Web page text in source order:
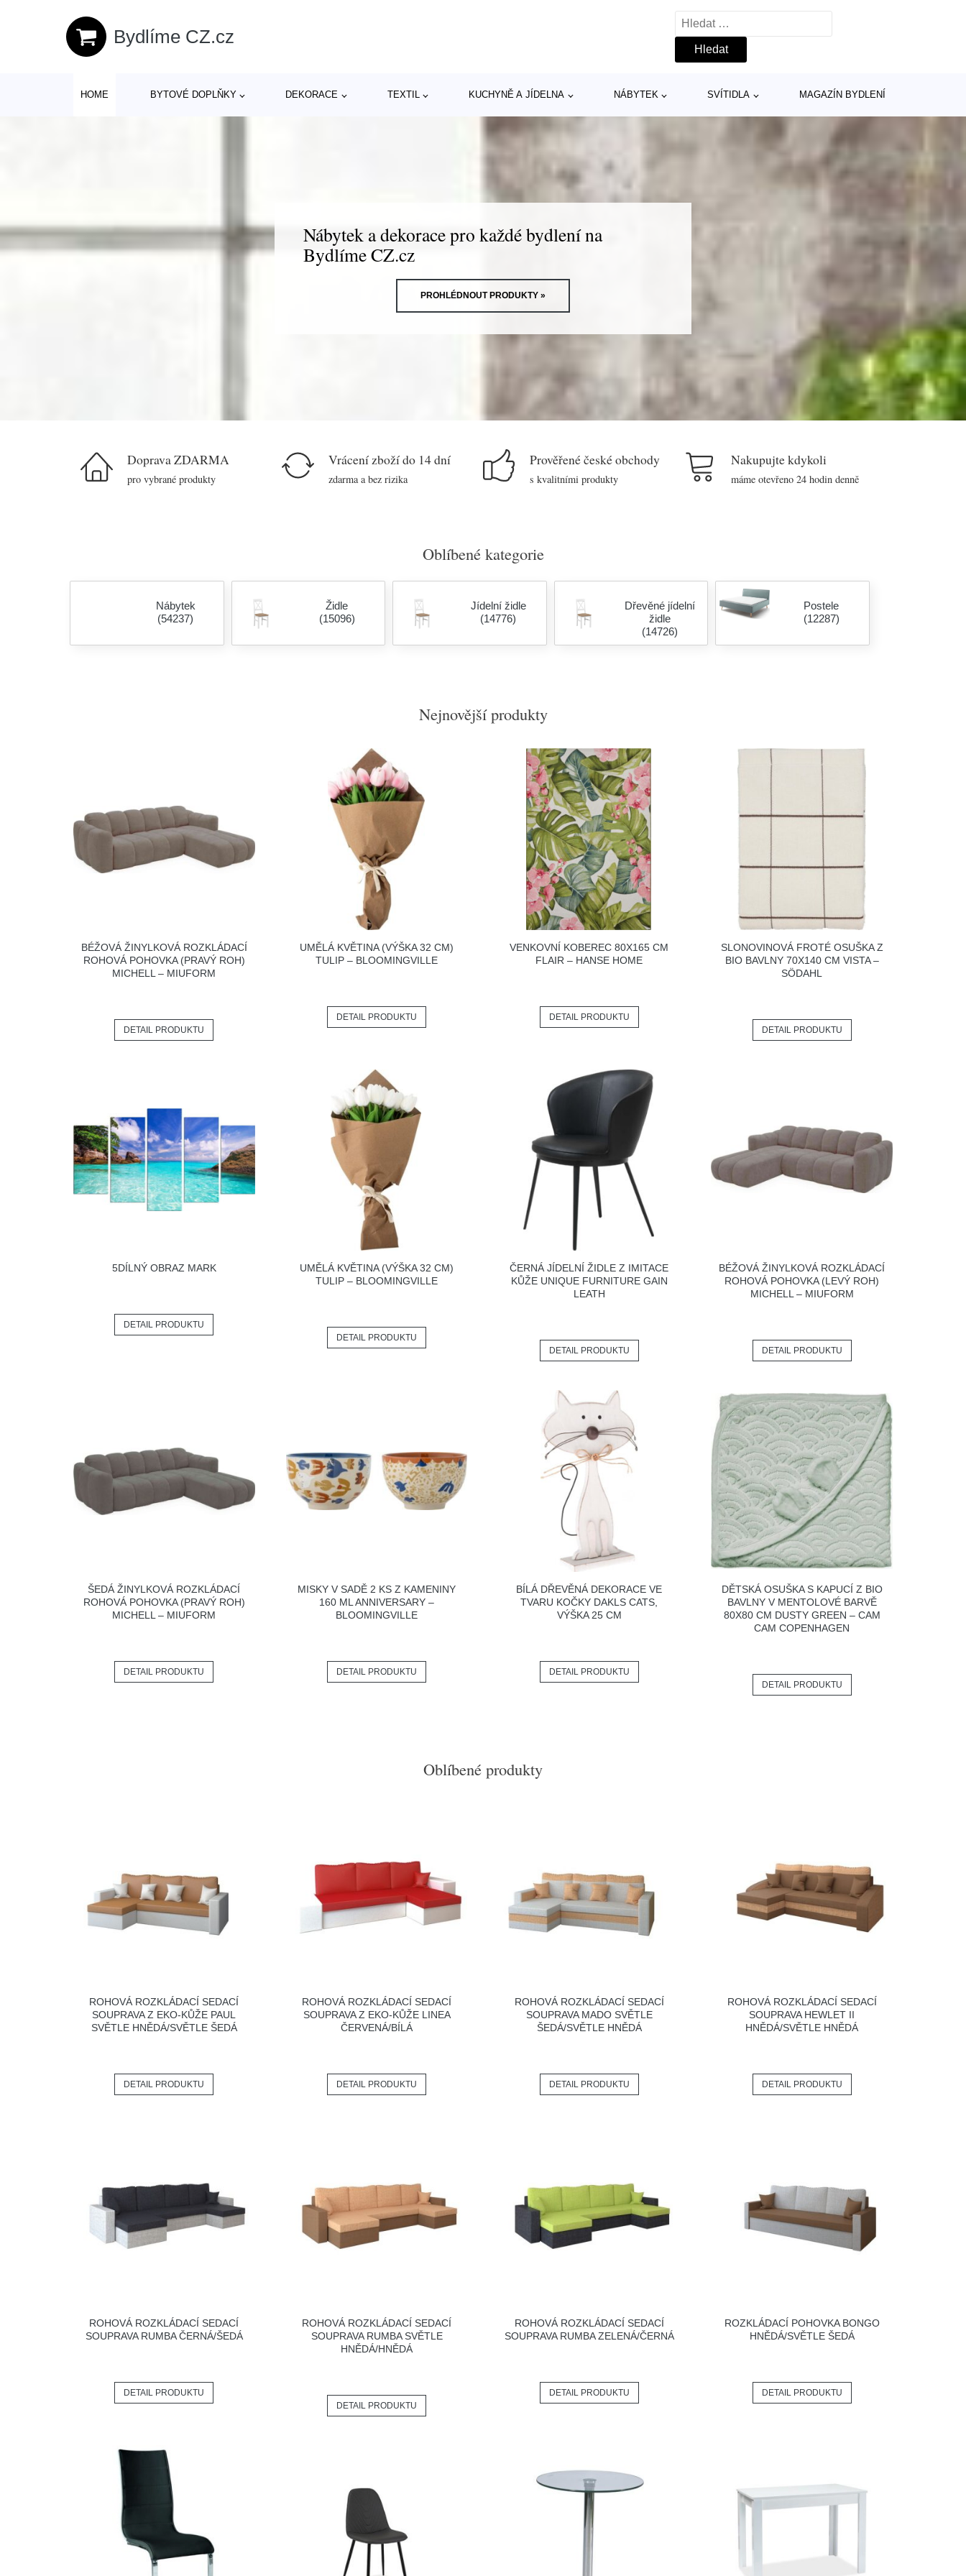
Bydlíme CZ.cz
Vyhledávání
HOME BYTOVÉ DOPLŇKY DEKORACE TEXTIL KUCHYNĚ A JÍDELNA NÁBYTEK SVÍTIDLA MAGAZÍN BYDLENÍ
Nábytek a dekorace pro každé bydlení na
Bydlíme CZ.cz
PROHLÉDNOUT PRODUKTY »
Doprava ZDARMA
pro vybrané produkty
Vrácení zboží do 14 dní
zdarma a bez rizika
Prověřené české obchody
s kvalitními produkty
Nakupujte kdykoli
máme otevřeno 24 hodin denně
Oblíbené kategorie
Nábytek
(54237)
Židle
(15096)
Jídelní židle
(14776)
Dřevěné jídelní
židle
(14726)
Postele
(12287)
Nejnovější produkty
BÉŽOVÁ ŽINYLKOVÁ ROZKLÁDACÍ
ROHOVÁ POHOVKA (PRAVÝ ROH)
MICHELL – MIUFORM
DETAIL PRODUKTU
UMĚLÁ KVĚTINA (VÝŠKA 32 CM)
TULIP – BLOOMINGVILLE
DETAIL PRODUKTU
VENKOVNÍ KOBEREC 80X165 CM
FLAIR – HANSE HOME
DETAIL PRODUKTU
SLONOVINOVÁ FROTÉ OSUŠKA Z
BIO BAVLNY 70X140 CM VISTA –
SÖDAHL
DETAIL PRODUKTU
5DÍLNÝ OBRAZ MARK
DETAIL PRODUKTU
UMĚLÁ KVĚTINA (VÝŠKA 32 CM)
TULIP – BLOOMINGVILLE
DETAIL PRODUKTU
ČERNÁ JÍDELNÍ ŽIDLE Z IMITACE
KŮŽE UNIQUE FURNITURE GAIN
LEATH
DETAIL PRODUKTU
BÉŽOVÁ ŽINYLKOVÁ ROZKLÁDACÍ
ROHOVÁ POHOVKA (LEVÝ ROH)
MICHELL – MIUFORM
DETAIL PRODUKTU
ŠEDÁ ŽINYLKOVÁ ROZKLÁDACÍ
ROHOVÁ POHOVKA (PRAVÝ ROH)
MICHELL – MIUFORM
DETAIL PRODUKTU
MISKY V SADĚ 2 KS Z KAMENINY
160 ML ANNIVERSARY –
BLOOMINGVILLE
DETAIL PRODUKTU
BÍLÁ DŘEVĚNÁ DEKORACE VE
TVARU KOČKY DAKLS CATS,
VÝŠKA 25 CM
DETAIL PRODUKTU
DĚTSKÁ OSUŠKA S KAPUCÍ Z BIO
BAVLNY V MENTOLOVÉ BARVĚ
80X80 CM DUSTY GREEN – CAM
CAM COPENHAGEN
DETAIL PRODUKTU
Oblíbené produkty
ROHOVÁ ROZKLÁDACÍ SEDACÍ
SOUPRAVA Z EKO-KŮŽE PAUL
SVĚTLE HNĚDÁ/SVĚTLE ŠEDÁ
DETAIL PRODUKTU
ROHOVÁ ROZKLÁDACÍ SEDACÍ
SOUPRAVA Z EKO-KŮŽE LINEA
ČERVENÁ/BÍLÁ
DETAIL PRODUKTU
ROHOVÁ ROZKLÁDACÍ SEDACÍ
SOUPRAVA MADO SVĚTLE
ŠEDÁ/SVĚTLE HNĚDÁ
DETAIL PRODUKTU
ROHOVÁ ROZKLÁDACÍ SEDACÍ
SOUPRAVA HEWLET II
HNĚDÁ/SVĚTLE HNĚDÁ
DETAIL PRODUKTU
ROHOVÁ ROZKLÁDACÍ SEDACÍ
SOUPRAVA RUMBA ČERNÁ/ŠEDÁ
DETAIL PRODUKTU
ROHOVÁ ROZKLÁDACÍ SEDACÍ
SOUPRAVA RUMBA SVĚTLE
HNĚDÁ/HNĚDÁ
DETAIL PRODUKTU
ROHOVÁ ROZKLÁDACÍ SEDACÍ
SOUPRAVA RUMBA ZELENÁ/ČERNÁ
DETAIL PRODUKTU
ROZKLÁDACÍ POHOVKA BONGO
HNĚDÁ/SVĚTLE ŠEDÁ
DETAIL PRODUKTU